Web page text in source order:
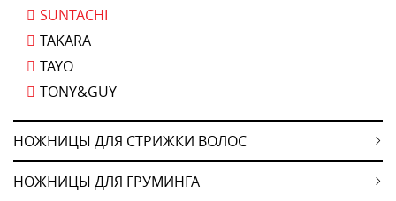
SUNTACHI
TAKARA
TAYO
TONY&GUY
НОЖНИЦЫ ДЛЯ СТРИЖКИ ВОЛОС
НОЖНИЦЫ ДЛЯ ГРУМИНГА